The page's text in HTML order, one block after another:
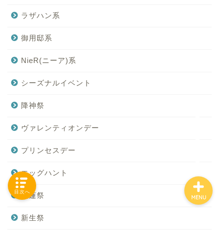
ラザハン系
御用邸系
NieR(ニーア)系
シーズナルイベント
降神祭
ヴァレンティオンデー
プリンセスデー
エッグハント
紅蓮祭
新生祭
MENU
目次へ